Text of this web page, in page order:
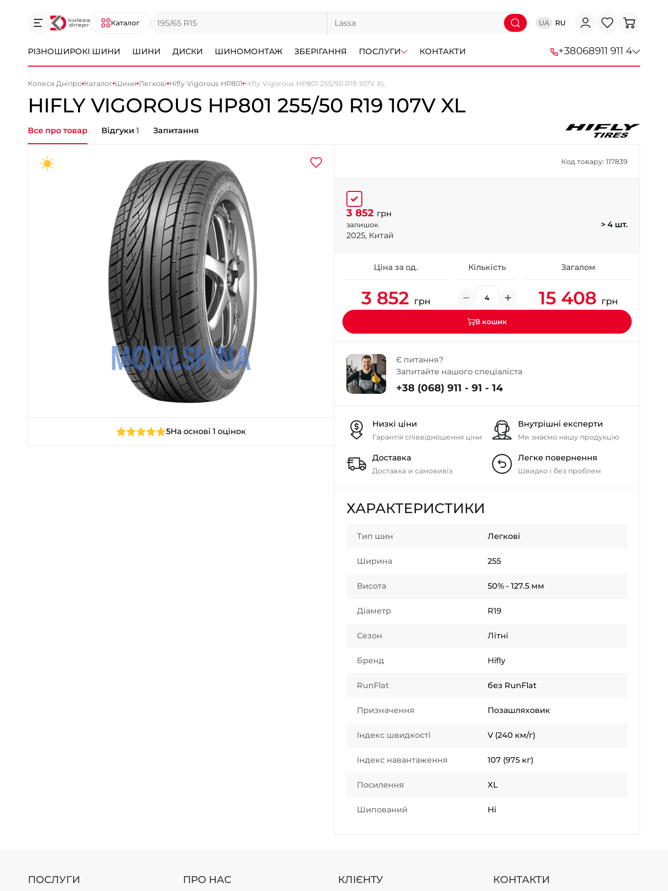
Каталог UA RU
РІЗНОШИРОКІ ШИНИ ШИНИ ДИСКИ ШИНОМОНТАЖ ЗБЕРІГАННЯ ПОСЛУГИ КОНТАКТИ +38068911 911 4
+38 (095) 276-44-44
- Щепкіна
+38 (099)-643-33-77
+38 (068)-923-74-19
Колеса Дніпро Каталог Шини Легкові Hifly Vigorous HP801 Hifly Vigorous HP801 255/50 R19 107V XL
HIFLY VIGOROUS HP801 255/50 R19 107V XL
Все про товар Відгуки 1 Запитання
5На основі 1 оцінок
Код товару: 117839
3 852 грн
залишок
> 4 шт.
2025, Китай
Ціна за од. Кількість Загалом
3 852 грн 15 408 грн
В кошик
Є питання?
Запитайте нашого спеціаліста
+38 (068) 911 - 91 - 14
Низкі ціни
Гарантія співвідношення ціни
Внутрішні експерти
Ми знаємо нашу продукцію
Доставка
Доставка и самовивіз
Легке повернення
Швидко і без проблем
ХАРАКТЕРИСТИКИ
Тип шин Легкові
Ширина 255
Висота 50% - 127.5 мм
Діаметр R19
Сезон Літні
Бренд Hifly
RunFlat без RunFlat
Призначення Позашляховик
Індекс швидкості V (240 км/г)
Індекс навантаження 107 (975 кг)
Посилення XL
Шипований Ні
ПОСЛУГИ ПРО НАС КЛІЄНТУ КОНТАКТИ